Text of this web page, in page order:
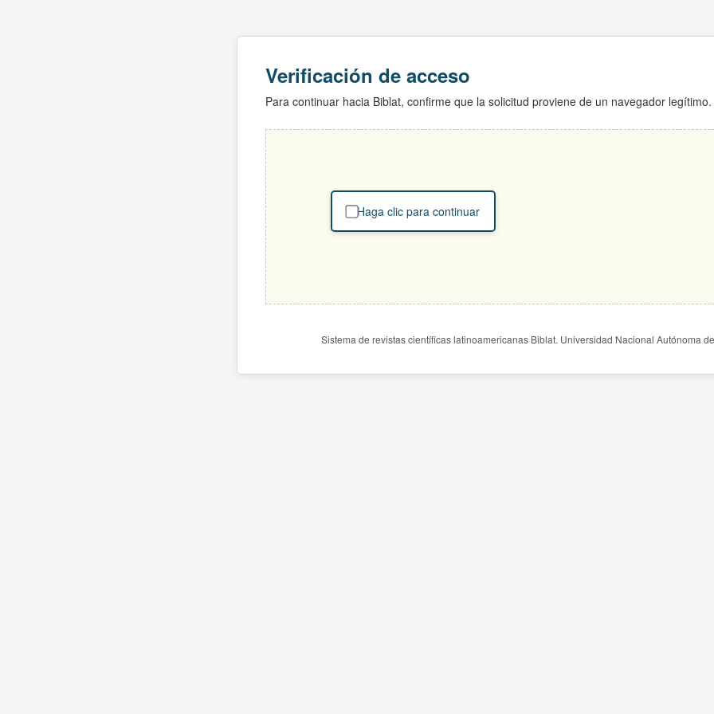
Verificación de acceso
Para continuar hacia Biblat, confirme que la solicitud proviene de un navegador legítimo.
Haga clic para continuar
Sistema de revistas científicas latinoamericanas Biblat. Universidad Nacional Autónoma